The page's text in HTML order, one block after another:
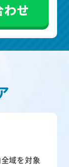
域を対象